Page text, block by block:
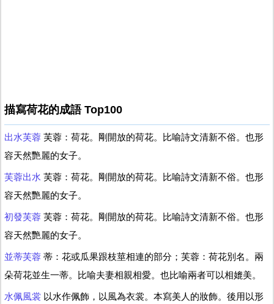
描寫荷花的成語 Top100
出水芙蓉 芙蓉：荷花。剛開放的荷花。比喻詩文清新不俗。也形
容天然艷麗的女子。
芙蓉出水 芙蓉：荷花。剛開放的荷花。比喻詩文清新不俗。也形
容天然艷麗的女子。
初發芙蓉 芙蓉：荷花。剛開放的荷花。比喻詩文清新不俗。也形
容天然艷麗的女子。
並蒂芙蓉 蒂：花或瓜果跟枝莖相連的部分；芙蓉：荷花別名。兩
朵荷花並生一蒂。比喻夫妻相親相愛。也比喻兩者可以相媲美。
水佩風裳 以水作佩飾，以風為衣裳。本寫美人的妝飾。後用以形